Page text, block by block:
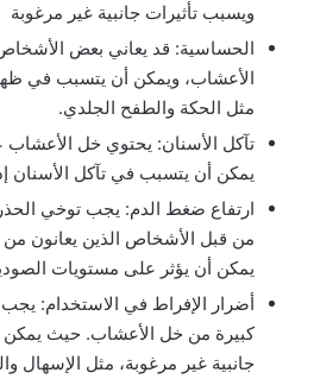
ويسبب تأثيرات جانبية غير مرغوبة
الحساسية: قد يعاني بعض
الأعشاب، ويمكن أن يتسبب في
مثل الحكة والطفح الجلدي.
تآكل الأسنان: يحتوي خل
يمكن أن يتسبب في تآكل الأسنان
ارتفاع ضغط الدم: يجب توخي
من قبل الأشخاص الذين يعانون
يمكن أن يؤثر على مستويات
أضرار الإفراط في الاستخدام:
كبيرة من خل الأعشاب. حيث يمكن
جانبية غير مرغوبة، مثل الإسهال